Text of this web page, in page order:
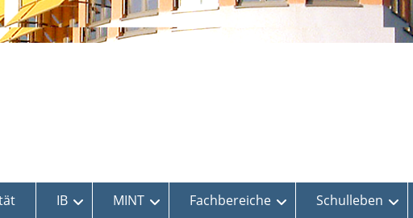
IB MINT Fachbereiche Schulleben